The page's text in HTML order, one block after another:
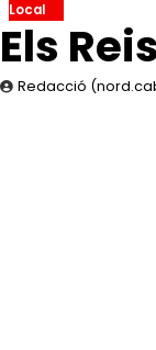
Local
Els
Redacció